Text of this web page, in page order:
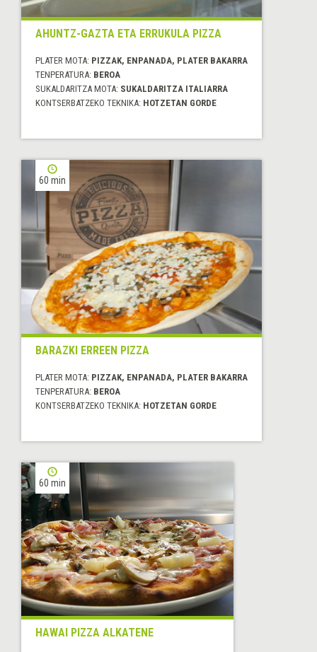
AHUNTZ-GAZTA ETA ERRUKULA PIZZA
PLATER MOTA: PIZZAK, ENPANADA, PLATER BAKARRA
TENPERATURA: BEROA
SUKALDARITZA MOTA: SUKALDARITZA ITALIARRA
KONTSERBATZEKO TEKNIKA: HOTZETAN GORDE
60 min
BARAZKI ERREEN PIZZA
PLATER MOTA: PIZZAK, ENPANADA, PLATER BAKARRA
TENPERATURA: BEROA
KONTSERBATZEKO TEKNIKA: HOTZETAN GORDE
60 min
HAWAI PIZZA ALKATENE